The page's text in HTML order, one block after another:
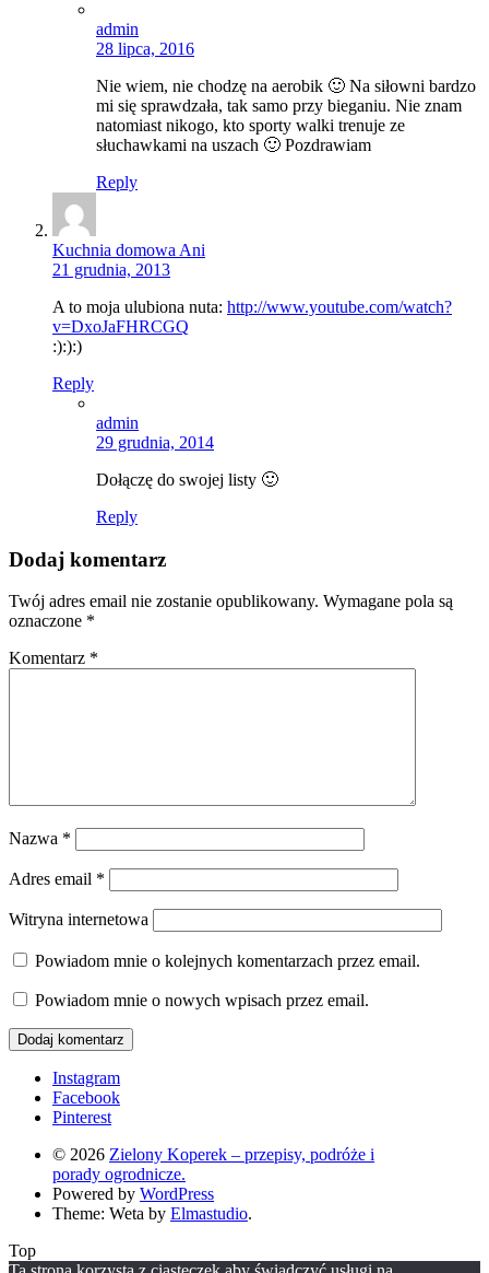
admin
28 lipca, 2016
Nie wiem, nie chodzę na aerobik 🙂 Na siłowni bardzo
mi się sprawdzała, tak samo przy bieganiu. Nie znam
natomiast nikogo, kto sporty walki trenuje ze
słuchawkami na uszach 🙂 Pozdrawiam
Reply
Kuchnia domowa Ani
21 grudnia, 2013
A to moja ulubiona nuta: http://www.youtube.com/watch?
v=DxoJaFHRCGQ
:):):)
Reply
admin
29 grudnia, 2014
Dołączę do swojej listy 🙂
Reply
Dodaj komentarz
Twój adres email nie zostanie opublikowany. Wymagane pola są
oznaczone *
Komentarz *
Nazwa *
Adres email *
Witryna internetowa
Powiadom mnie o kolejnych komentarzach przez email.
Powiadom mnie o nowych wpisach przez email.
Instagram
Facebook
Pinterest
© 2026 Zielony Koperek – przepisy, podróże i
porady ogrodnicze.
Powered by WordPress
Theme: Weta by Elmastudio.
Top